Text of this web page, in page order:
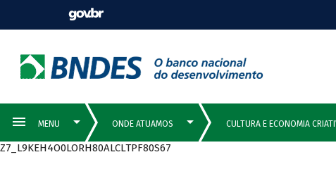
Z7_L9KEH4O0LORH80ALCLTPF80S67